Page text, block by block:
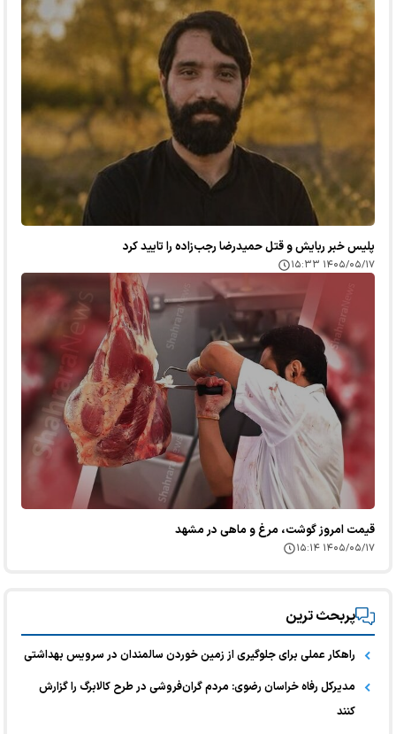
پلیس خبر ربایش و قتل حمیدرضا رجب‌زاده را تایید کرد
۱۴۰۵/۰۵/۱۷ ۱۵:۳۳
قیمت امروز گوشت، مرغ و ماهی در مشهد
۱۴۰۵/۰۵/۱۷ ۱۵:۱۴
پربحث ترین
راهکار عملی برای جلوگیری از زمین خوردن سالمندان در سرویس بهداشتی
مدیرکل رفاه خراسان رضوی: مردم گران‌فروشی در طرح کالابرگ را گزارش
کنند